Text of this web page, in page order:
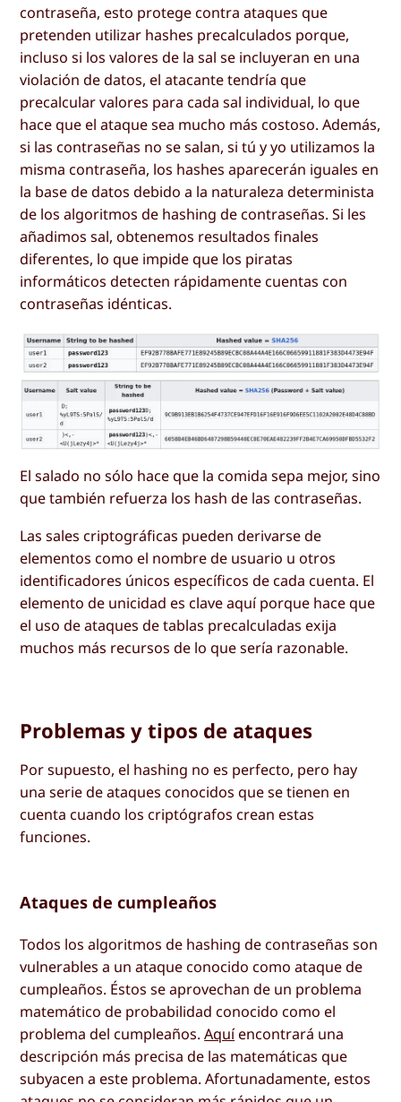
contraseña, esto protege contra ataques que
pretenden utilizar hashes precalculados porque,
incluso si los valores de la sal se incluyeran en una
violación de datos, el atacante tendría que
precalcular valores para cada sal individual, lo que
hace que el ataque sea mucho más costoso. Además,
si las contraseñas no se salan, si tú y yo utilizamos la
misma contraseña, los hashes aparecerán iguales en
la base de datos debido a la naturaleza determinista
de los algoritmos de hashing de contraseñas. Si les
añadimos sal, obtenemos resultados finales
diferentes, lo que impide que los piratas
informáticos detecten rápidamente cuentas con
contraseñas idénticas.
El salado no sólo hace que la comida sepa mejor, sino
que también refuerza los hash de las contraseñas.
Las sales criptográficas pueden derivarse de
elementos como el nombre de usuario u otros
identificadores únicos específicos de cada cuenta. El
elemento de unicidad es clave aquí porque hace que
el uso de ataques de tablas precalculadas exija
muchos más recursos de lo que sería razonable.
Problemas y tipos de ataques
Por supuesto, el hashing no es perfecto, pero hay
una serie de ataques conocidos que se tienen en
cuenta cuando los criptógrafos crean estas
funciones.
Ataques de cumpleaños
Todos los algoritmos de hashing de contraseñas son
vulnerables a un ataque conocido como ataque de
cumpleaños. Éstos se aprovechan de un problema
matemático de probabilidad conocido como el
problema del cumpleaños.Aquíencontrará una
descripción más precisa de las matemáticas que
subyacen a este problema. Afortunadamente, estos